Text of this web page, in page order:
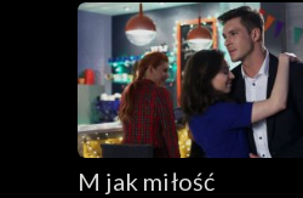
M jak miłość